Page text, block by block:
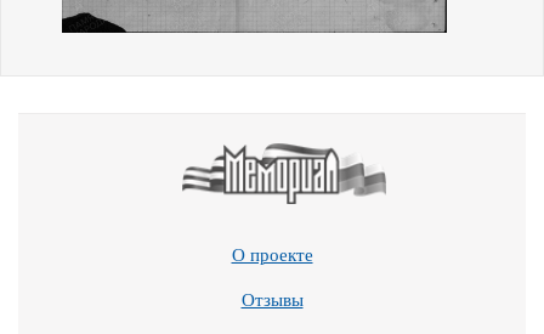
О проекте
Отзывы